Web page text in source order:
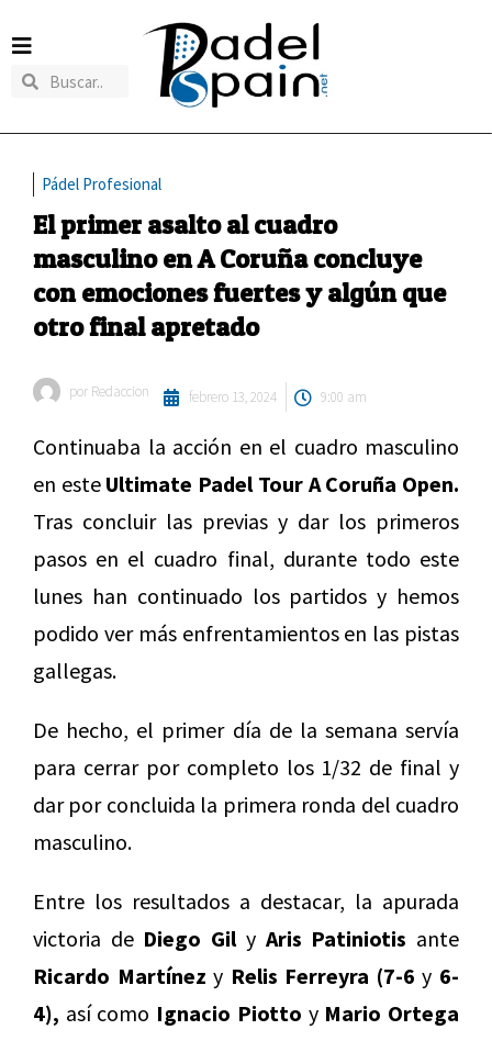
Pádel Profesional
El primer asalto al cuadro
masculino en A Coruña concluye
con emociones fuertes y algún que
otro final apretado
por Redaccion febrero 13, 2024 9:00 am
Continuaba la acción en el cuadro masculino
en este Ultimate Padel Tour A Coruña Open.
Tras concluir las previas y dar los primeros
pasos en el cuadro final, durante todo este
lunes han continuado los partidos y hemos
podido ver más enfrentamientos en las pistas
gallegas.
De hecho, el primer día de la semana servía
para cerrar por completo los 1/32 de final y
dar por concluida la primera ronda del cuadro
masculino.
Entre los resultados a destacar, la apurada
victoria de Diego Gily Aris Patiniotis ante
Ricardo Martínez y Relis Ferreyra (7-6 y 6-
4), así como Ignacio Piotto y Mario Ortega